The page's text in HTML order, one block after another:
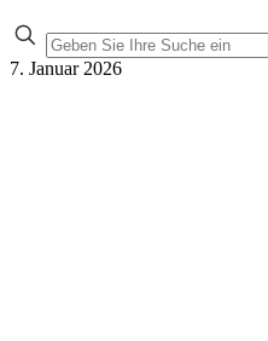
7. Januar 2026